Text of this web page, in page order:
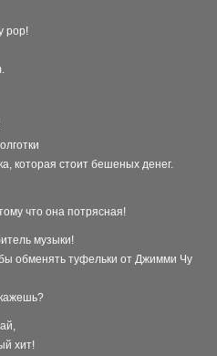
pop!
которая стоит бешеных денег.
что она потрясная!
музыки!
обменять туфельки от Джимми Чу
хит!